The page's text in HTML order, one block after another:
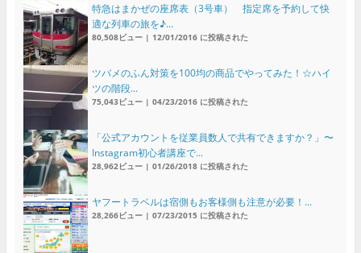
特急はまかぜの座席表（3号車） 指定席を予約して快
適な列車の旅を♪...
80,508ビュー| 12/01/2016 に投稿された
ツバメのふん対策を100均の商品でやってみた！☆ハイ
ツの階段...
75,043ビュー| 04/23/2016 に投稿された
「公式アカウントを従業員数人で共有できますか？」〜
Instagram初心者講座で...
28,962ビュー| 01/26/2018 に投稿された
ヤフートラベルは宿側もお客様側も注意が必要！...
28,266ビュー| 07/23/2015 に投稿された